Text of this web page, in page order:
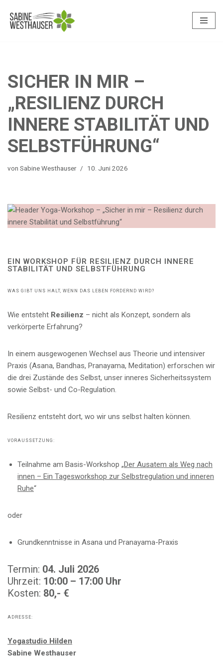
Zum
SICHER IN MIR –
„RESILIENZ DURCH
INNERE STABILITÄT UND
SELBSTFÜHRUNG“
von Sabine Westhauser 10. Juni 2026
EIN WORKSHOP FÜR RESILIENZ DURCH INNERE
STABILITÄT UND SELBSTFÜHRUNG
WAS GIBT UNS HALT, WENN DAS LEBEN FORDERND WIRD?
Wie entsteht Resilienz – nicht als Konzept, sondern als
verkörperte Erfahrung?
In einem ausgewogenen Wechsel aus Theorie und intensiver
Praxis (Asana, Bandhas, Pranayama, Meditation) erforschen wir
die drei Zustände des Selbst, unser inneres Sicherheitssystem
sowie Selbst- und Co-Regulation.
Resilienz entsteht dort, wo wir uns selbst halten können.
VORAUSSETZUNG:
Teilnahme am Basis-Workshop „Der Ausatem als Weg nach
innen – Ein Tagesworkshop zur Selbstregulation und inneren
Ruhe“
oder
Grundkenntnisse in Asana und Pranayama-Praxis
Termin: 04. Juli 2026
Uhrzeit: 10:00 – 17:00 Uhr
Kosten: 80,- €
ADRESSE:
Yogastudio Hilden
Sabine Westhauser